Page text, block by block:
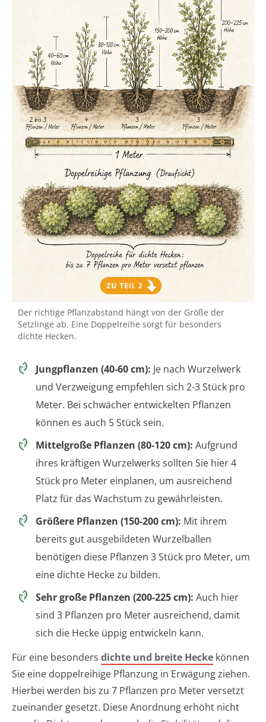
Der richtige Pflanzabstand hängt von der Größe der
Setzlinge ab. Eine Doppelreihe sorgt für besonders
dichte Hecken.
Jungpflanzen (40-60 cm): Je nach Wurzelwerk
und Verzweigung empfehlen sich 2-3 Stück pro
Meter. Bei schwächer entwickelten Pflanzen
können es auch 5 Stück sein.
Mittelgroße Pflanzen (80-120 cm): Aufgrund
ihres kräftigen Wurzelwerks sollten Sie hier 4
Stück pro Meter einplanen, um ausreichend
Platz für das Wachstum zu gewährleisten.
Größere Pflanzen (150-200 cm): Mit ihrem
bereits gut ausgebildeten Wurzelballen
benötigen diese Pflanzen 3 Stück pro Meter, um
eine dichte Hecke zu bilden.
Sehr große Pflanzen (200-225 cm): Auch hier
sind 3 Pflanzen pro Meter ausreichend, damit
sich die Hecke üppig entwickeln kann.
Für eine besonders dichte und breite Hecke können
Sie eine doppelreihige Pflanzung in Erwägung ziehen.
Hierbei werden bis zu 7 Pflanzen pro Meter versetzt
zueinander gesetzt. Diese Anordnung erhöht nicht